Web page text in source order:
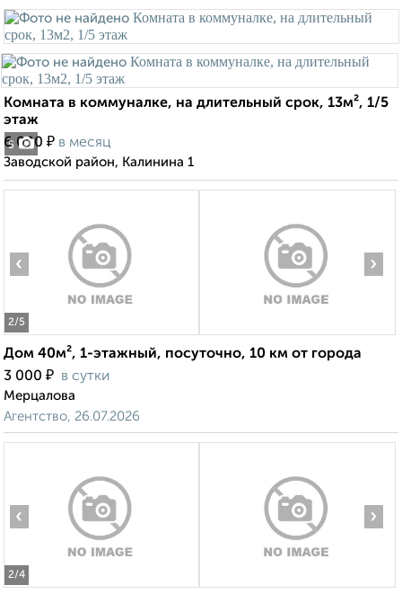
5
Комната в коммуналке, на длительный срок, 13м², 1/5
этаж
6 000 ₽ в месяц
Заводской район, Калинина 1
2/5
‹ ›
Дом 40м², 1-этажный, посуточно, 10 км от города
3 000 ₽ в сутки
Мерцалова
Агентство, 26.07.2026
2/4
‹ ›